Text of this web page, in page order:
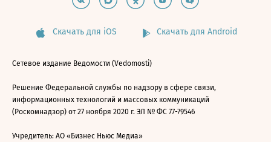
Скачать для iOS Скачать для Android
Сетевое издание Ведомости (Vedomosti)
Решение Федеральной службы по надзору в сфере связи,
информационных технологий и массовых коммуникаций
(Роскомнадзор) от 27 ноября 2020 г. ЭЛ № ФС 77-79546
Учредитель: АО «Бизнес Ньюс Медиа»